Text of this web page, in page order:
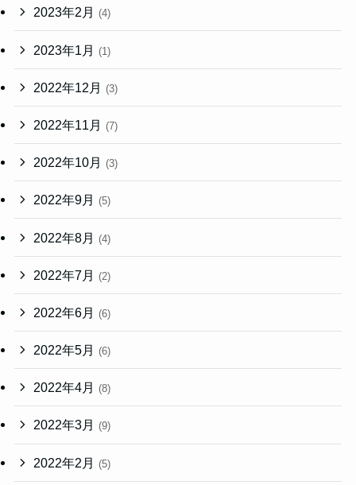
2023年2月 (4)
2023年1月 (1)
2022年12月 (3)
2022年11月 (7)
2022年10月 (3)
2022年9月 (5)
2022年8月 (4)
2022年7月 (2)
2022年6月 (6)
2022年5月 (6)
2022年4月 (8)
2022年3月 (9)
2022年2月 (5)